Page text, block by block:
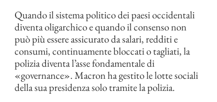
Quando il sistema politico dei paesi occidentali
diventa oligarchico e quando il consenso non
può più essere assicurato da salari, redditi e
consumi, continuamente bloccati o tagliati, la
polizia diventa l’asse fondamentale di
«governance». Macron ha gestito le lotte sociali
della sua presidenza solo tramite la polizia.